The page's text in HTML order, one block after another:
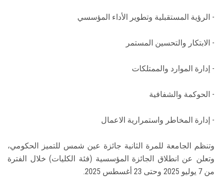
- الرؤية المستقبلية وتطوير الأداء المؤسسي
- الابتكار والتحسين المستمر
- إدارة الموارد والممتلكات
- الحوكمة والشفافية
- إدارة المخاطر واستمرارية الاعمال
وتنظم الجامعة للمرة الثانية جائزة عين شمس للتميز الحكومي،
وتعلن عن انطلاق الجائزة المؤسسية (فئة الكليات) خلال الفترة
من 7 يوليو 2025 وحتى 23 أغسطس 2025.